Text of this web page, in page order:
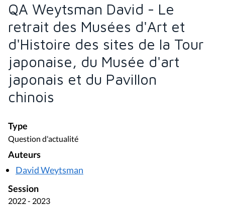
QA Weytsman David - Le
retrait des Musées d'Art et
d'Histoire des sites de la Tour
japonaise, du Musée d'art
japonais et du Pavillon
chinois
Type
Question d'actualité
Auteurs
David Weytsman
Session
2022 - 2023